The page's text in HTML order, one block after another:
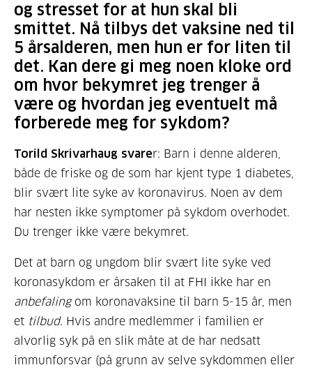
og stresset for at hun skal bli
smittet. Nå tilbys det vaksine ned til
5 årsalderen, men hun er for liten til
det. Kan dere gi meg noen kloke ord
om hvor bekymret jeg trenger å
være og hvordan jeg eventuelt må
forberede meg for sykdom?
Torild Skrivarhaug svarer: Barn i denne alderen,
både de friske og de som har kjent type 1 diabetes,
blir svært lite syke av koronavirus. Noen av dem
har nesten ikke symptomer på sykdom overhodet.
Du trenger ikke være bekymret.
Det at barn og ungdom blir svært lite syke ved
koronasykdom er årsaken til at FHI ikke har en
anbefalingom koronavaksine til barn 5-15 år, men
et tilbud. Hvis andre medlemmer i familien er
alvorlig syk på en slik måte at de har nedsatt
immunforsvar (på grunn av selve sykdommen eller